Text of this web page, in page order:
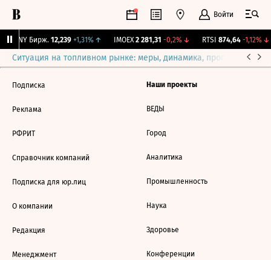
Войти
CNY Бирж. 12,239 +1,31%↑ IMOEX 2 281,31 -0,2%↓ RTSI 874,64 -1,12%↓
Ситуация на топливном рынке: меры, динамика, прогнозы
Подписка
Реклама
РФРИТ
Справочник компаний
Подписка для юр.лиц
О компании
Редакция
Менеджмент
Наши проекты
ВЕДЫ
Город
Аналитика
Промышленность
Наука
Здоровье
Конференции